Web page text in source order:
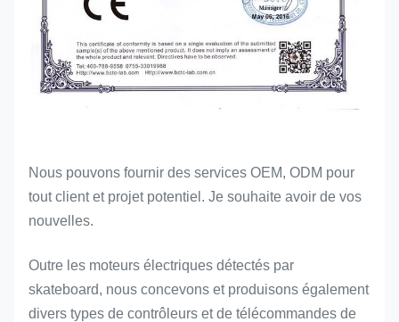
Nous pouvons fournir des services OEM, ODM pour
tout client et projet potentiel. Je souhaite avoir de vos
nouvelles.
Outre les moteurs électriques détectés par
skateboard, nous concevons et produisons également
divers types de contrôleurs et de télécommandes de